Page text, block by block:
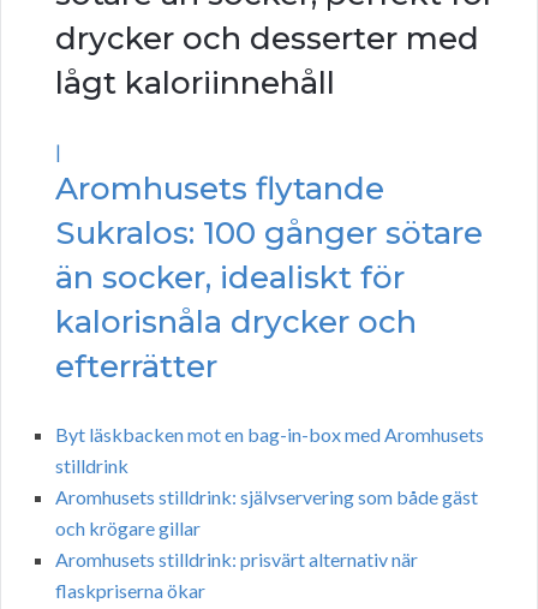
drycker och desserter med
lågt kaloriinnehåll
|
Aromhusets flytande
Sukralos: 100 gånger sötare
än socker, idealiskt för
kalorisnåla drycker och
efterrätter
Byt läskbacken mot en bag-in-box med Aromhusets
stilldrink
Aromhusets stilldrink: självservering som både gäst
och krögare gillar
Aromhusets stilldrink: prisvärt alternativ när
flaskpriserna ökar